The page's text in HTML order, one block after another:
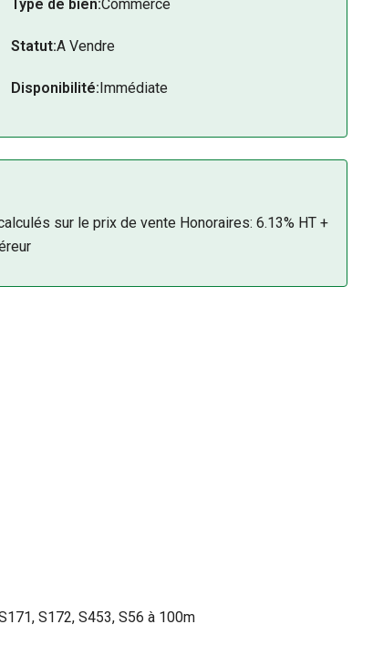
Type de bien:Commerce
Statut:A Vendre
Disponibilité:Immédiate
sur le prix de vente Honoraires: 6.13% HT +
S172, S453, S56 à 100m